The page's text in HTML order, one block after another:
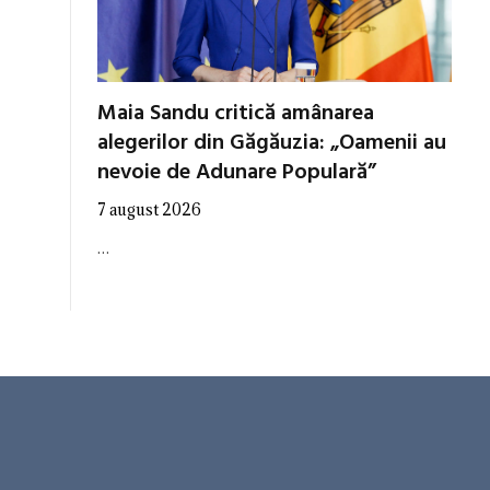
Maia Sandu critică amânarea
alegerilor din Găgăuzia: „Oamenii au
nevoie de Adunare Populară”
7 august 2026
…